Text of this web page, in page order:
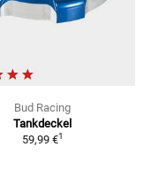
Bud Racing
Tankdeckel
59,99 €1